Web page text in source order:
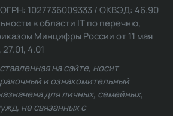
1027736009333 / ОКВЭД: 46.90
в области IT по перечню,
Минцифры России от 11 мая
4.01
на сайте, носит
и ознакомительный
для личных, семейных,
не связанных с